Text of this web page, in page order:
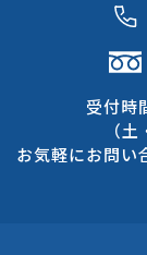
受付
（
お気軽にお問い